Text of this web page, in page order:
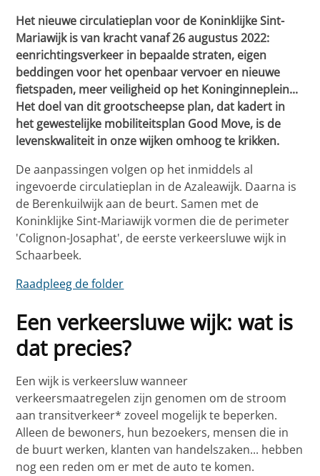
Het nieuwe circulatieplan voor de Koninklijke Sint-
Mariawijk is van kracht vanaf 26 augustus 2022:
eenrichtingsverkeer in bepaalde straten, eigen
beddingen voor het openbaar vervoer en nieuwe
fietspaden, meer veiligheid op het Koninginneplein...
Het doel van dit grootscheepse plan, dat kadert in
het gewestelijke mobiliteitsplan Good Move, is de
levenskwaliteit in onze wijken omhoog te krikken.
De aanpassingen volgen op het inmiddels al
ingevoerde circulatieplan in de Azaleawijk. Daarna is
de Berenkuilwijk aan de beurt. Samen met de
Koninklijke Sint-Mariawijk vormen die de perimeter
'Colignon-Josaphat', de eerste verkeersluwe wijk in
Schaarbeek.
Raadpleeg de folder
Een verkeersluwe wijk: wat is
dat precies?
Een wijk is verkeersluw wanneer
verkeersmaatregelen zijn genomen om de stroom
aan transitverkeer* zoveel mogelijk te beperken.
Alleen de bewoners, hun bezoekers, mensen die in
de buurt werken, klanten van handelszaken... hebben
nog een reden om er met de auto te komen.